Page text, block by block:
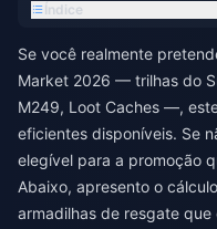
Índice
Se você realmente
Market 2026 — trilhas do
M249, Loot Caches —,
eficientes disponíveis. Se
elegível para a promoção
Abaixo, apresento o
armadilhas de resgate